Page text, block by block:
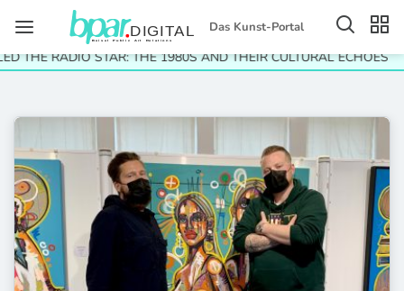
Das Kunst-Portal
THE RADIO STAR: THE 1980S AND THEIR CULTURAL ECHOES